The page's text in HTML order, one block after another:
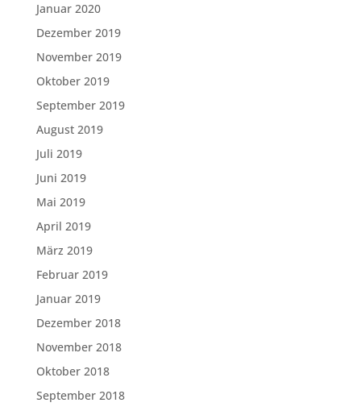
Januar 2020
Dezember 2019
November 2019
Oktober 2019
September 2019
August 2019
Juli 2019
Juni 2019
Mai 2019
April 2019
März 2019
Februar 2019
Januar 2019
Dezember 2018
November 2018
Oktober 2018
September 2018